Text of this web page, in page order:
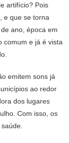
artifício? Pois
e que se torna
ano, época em
comum e já é vista
emitem sons já
ao redor
dos lugares
Com isso, os